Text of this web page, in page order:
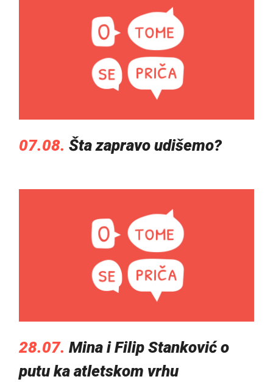
07.08. Šta zapravo udišemo?
28.07. Mina i Filip Stanković o
putu ka atletskom vrhu